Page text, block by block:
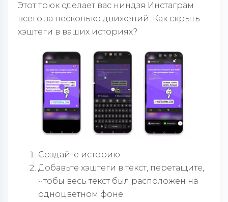
Этот трюк сделает вас ниндзя Инстаграм
всего за несколько движений. Как скрыть
хэштеги в ваших историях?
Создайте историю.
Добавьте хэштеги в текст, перетащите,
чтобы весь текст был расположен на
одноцветном фоне.